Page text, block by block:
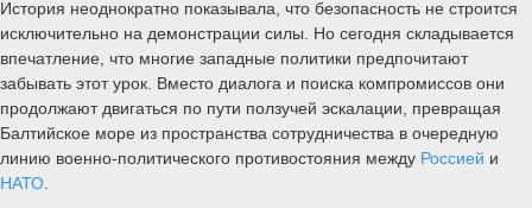
История неоднократно показывала, что безопасность не строится
исключительно на демонстрации силы. Но сегодня складывается
впечатление, что многие западные политики предпочитают
забывать этот урок. Вместо диалога и поиска компромиссов они
продолжают двигаться по пути ползучей эскалации, превращая
Балтийское море из пространства сотрудничества в очередную
линию военно-политического противостояния между Россией и
НАТО.